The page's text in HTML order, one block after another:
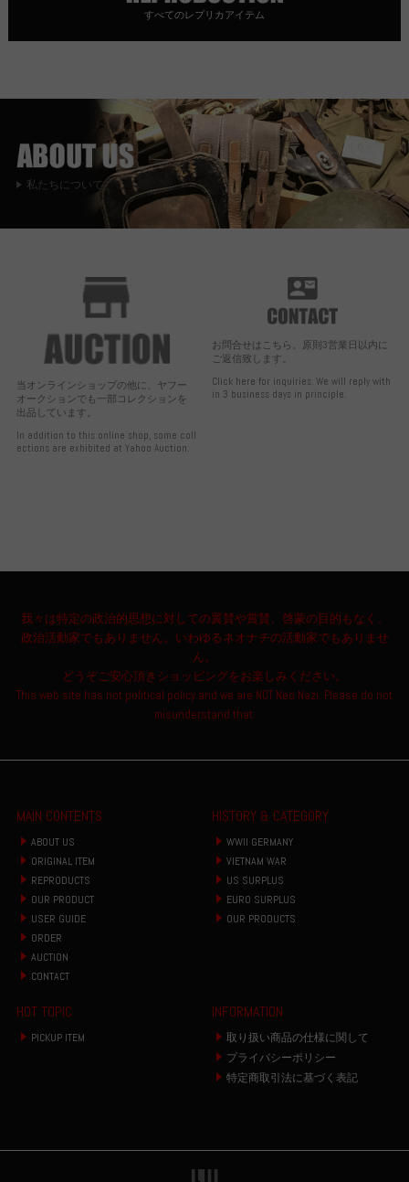
すべてのレプリカアイテム
私たちについて
当オンラインショップの他に、ヤフー
オークションでも一部コレクションを
出品しています。
In addition to this online shop, some coll
ections are exhibited at Yahoo Auction.
お問合せはこちら。原則3営業日以内に
ご返信致します。
Click here for inquiries. We will reply with
in 3 business days in principle.
我々は特定の政治的思想に対しての翼賛や賞賛、啓蒙の目的もなく、
政治活動家でもありません。いわゆるネオナチの活動家でもありませ
ん。
どうぞご安心頂きショッピングをお楽しみください。
This web site has not political policy and we are NOT Neo Nazi. Please do not
misunderstand that.
MAIN CONTENTS
ABOUT US
ORIGINAL ITEM
REPRODUCTS
OUR PRODUCT
USER GUIDE
ORDER
AUCTION
CONTACT
HISTORY & CATEGORY
WWII GERMANY
VIETNAM WAR
US SURPLUS
EURO SURPLUS
OUR PRODUCTS
HOT TOPIC
PICKUP ITEM
INFORMATION
取り扱い商品の仕様に関して
プライバシーポリシー
特定商取引法に基づく表記